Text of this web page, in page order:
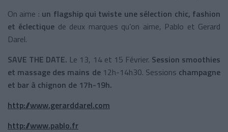
On aime : un flagship qui twiste une sélection chic, fashion
et éclectique de deux marques qu’on aime, Pablo et Gerard
Darel.
SAVE THE DATE. Le 13, 14 et 15 Février. Session smoothies
et massage des mains de 12h-14h30. Sessions champagne
et bar à chignon de 17h-19h.
http://www.gerarddarel.com
http://www.pablo.fr